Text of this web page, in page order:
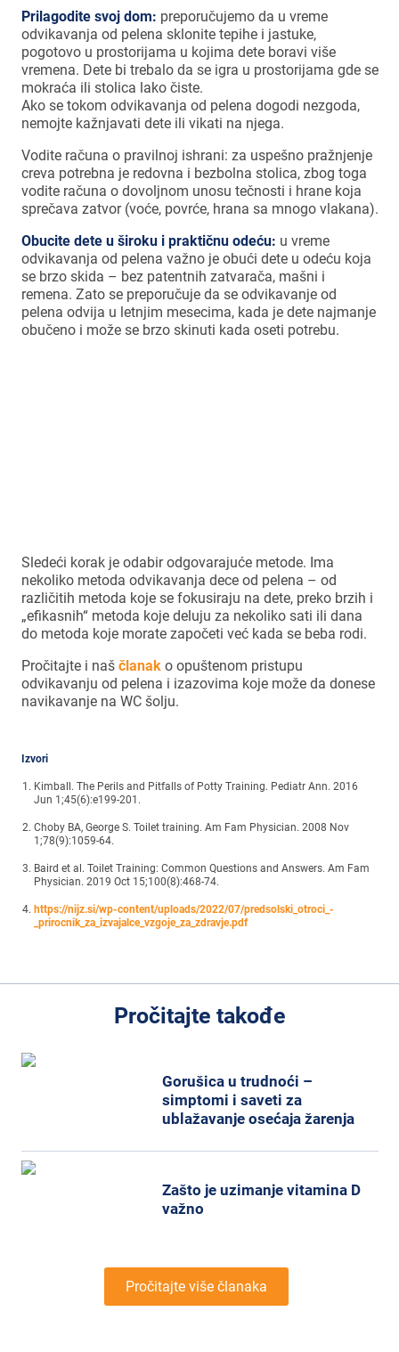
Prilagodite svoj dom: preporučujemo da u vreme
odvikavanja od pelena sklonite tepihe i jastuke,
pogotovo u prostorijama u kojima dete boravi više
vremena. Dete bi trebalo da se igra u prostorijama gde se
mokraća ili stolica lako čiste.
Ako se tokom odvikavanja od pelena dogodi nezgoda,
nemojte kažnjavati dete ili vikati na njega.
Vodite računa o pravilnoj ishrani: za uspešno pražnjenje
creva potrebna je redovna i bezbolna stolica, zbog toga
vodite računa o dovoljnom unosu tečnosti i hrane koja
sprečava zatvor (voće, povrće, hrana sa mnogo vlakana).
Obucite dete u široku i praktičnu odeću: u vreme
odvikavanja od pelena važno je obući dete u odeću koja
se brzo skida – bez patentnih zatvarača, mašni i
remena. Zato se preporučuje da se odvikavanje od
pelena odvija u letnjim mesecima, kada je dete najmanje
obučeno i može se brzo skinuti kada oseti potrebu.
Sledeći korak je odabir odgovarajuće metode. Ima
nekoliko metoda odvikavanja dece od pelena – od
različitih metoda koje se fokusiraju na dete, preko brzih i
„efikasnih“ metoda koje deluju za nekoliko sati ili dana
do metoda koje morate započeti već kada se beba rodi.
Pročitajte i naš članako opuštenom pristupu
odvikavanju od pelena i izazovima koje može da donese
navikavanje na WC šolju.
Izvori
Kimball. The Perils and Pitfalls of Potty Training. Pediatr Ann. 2016
Jun 1;45(6):e199-201.
Choby BA, George S. Toilet training. Am Fam Physician. 2008 Nov
1;78(9):1059-64.
Baird et al. Toilet Training: Common Questions and Answers. Am Fam
Physician. 2019 Oct 15;100(8):468-74.
https://nijz.si/wp-content/uploads/2022/07/predsolski_otroci_-
_prirocnik_za_izvajalce_vzgoje_za_zdravje.pdf
Pročitajte takođe
Gorušica u trudnoći –
simptomi i saveti za
ublažavanje osećaja žarenja
Zašto je uzimanje vitamina D
važno
Pročitajte više članaka